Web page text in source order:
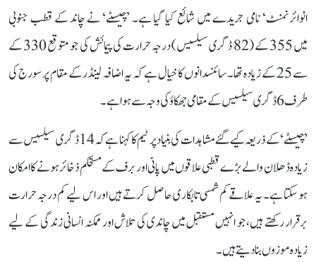
انوائرنمنٹ‘ نامی جریدے میں شائع کیا گیا ہے۔ ’چیسٹے‘ نے چاند کے قطب جنوبی
میں 355 کے (82 ڈگری سیلسیس) درجہ حرارت کی پیمائش کی جو متوقع 330 کے
سے 25 کے زیادہ تھا۔ سائنسدانوں کا خیال ہے کہ یہ اضافہ لینڈر کے مقام پر سورج کی
طرف 6 ڈگری سیلسیس کے مقامی جھکاؤ کی وجہ سے ہوا ہے۔
’چیسٹے‘ کے ذریعہ کیے گئے مشاہدات کی بنیاد پر ٹیم کا کہنا ہے کہ 14 ڈگری سیلسیس سے
زیادہ ڈھلان والے بڑے قطبی علاقوں میں پانی اور برف کے مستحکم ذخائر ہونے کا امکان
ہو سکتا ہے۔ یہ علاقے کم شمسی تابکاری حاصل کرتے ہیں اور اس لیے کم درجہ حرارت
برقرار رکھتے ہیں، جو انہیں مستقبل میں چاندی کی تلاش اور ممکنہ انسانی زندگی کے لیے
زیادہ موزوں بنا دیتے ہیں۔